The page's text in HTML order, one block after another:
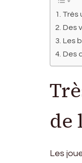
Très
Des
Les
Des
de
Les